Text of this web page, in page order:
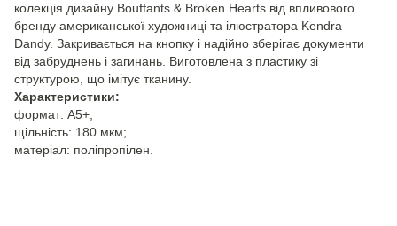
колекція дизайну Bouffants & Broken Hearts від впливового
бренду американської художниці та ілюстратора Kendra
Dandy. Закривається на кнопку і надійно зберігає документи
від забруднень і загинань. Виготовлена з пластику зі
структурою, що імітує тканину.
Характеристики:
формат: А5+;
щільність: 180 мкм;
матеріал: поліпропілен.